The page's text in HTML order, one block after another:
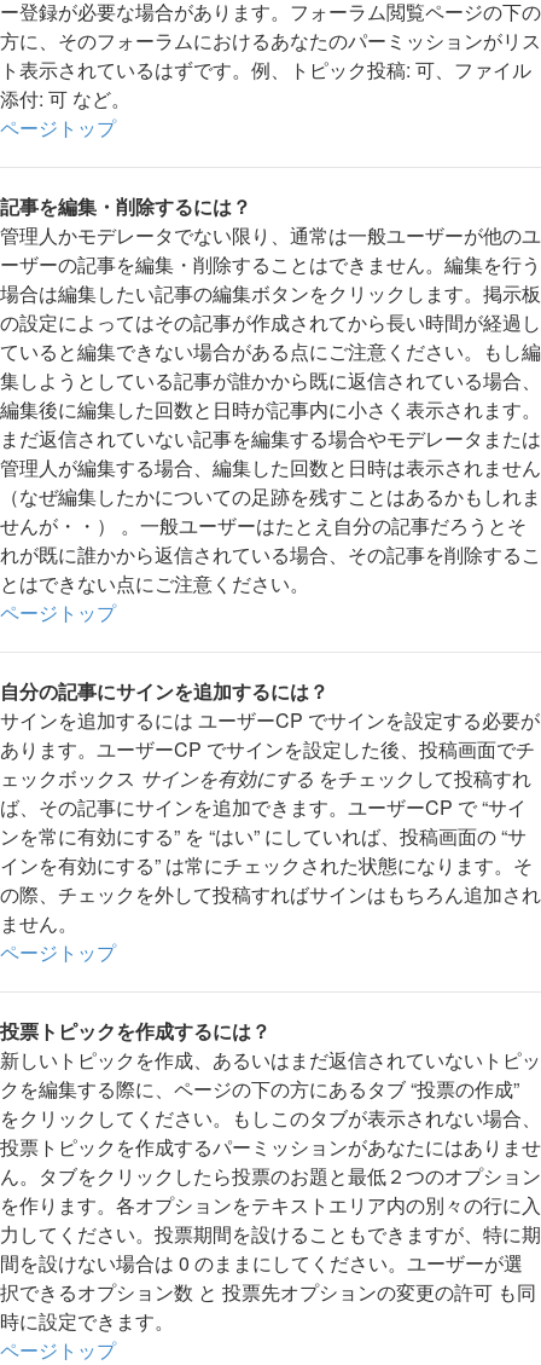
ー登録が必要な場合があります。フォーラム閲覧ページの下の
方に、そのフォーラムにおけるあなたのパーミッションがリス
ト表示されているはずです。例、トピック投稿: 可、ファイル
添付: 可 など。
ページトップ
記事を編集・削除するには？
管理人かモデレータでない限り、通常は一般ユーザーが他のユ
ーザーの記事を編集・削除することはできません。編集を行う
場合は編集したい記事の編集ボタンをクリックします。掲示板
の設定によってはその記事が作成されてから長い時間が経過し
ていると編集できない場合がある点にご注意ください。もし編
集しようとしている記事が誰かから既に返信されている場合、
編集後に編集した回数と日時が記事内に小さく表示されます。
まだ返信されていない記事を編集する場合やモデレータまたは
管理人が編集する場合、編集した回数と日時は表示されません
（なぜ編集したかについての足跡を残すことはあるかもしれま
せんが・・） 。一般ユーザーはたとえ自分の記事だろうとそ
れが既に誰かから返信されている場合、その記事を削除するこ
とはできない点にご注意ください。
ページトップ
自分の記事にサインを追加するには？
サインを追加するには ユーザーCP でサインを設定する必要が
あります。ユーザーCP でサインを設定した後、投稿画面でチ
ェックボックス サインを有効にする をチェックして投稿すれ
ば、その記事にサインを追加できます。ユーザーCP で “サイ
ンを常に有効にする” を “はい” にしていれば、投稿画面の “サ
インを有効にする” は常にチェックされた状態になります。そ
の際、チェックを外して投稿すればサインはもちろん追加され
ません。
ページトップ
投票トピックを作成するには？
新しいトピックを作成、あるいはまだ返信されていないトピッ
クを編集する際に、ページの下の方にあるタブ “投票の作成”
をクリックしてください。もしこのタブが表示されない場合、
投票トピックを作成するパーミッションがあなたにはありませ
ん。タブをクリックしたら投票のお題と最低２つのオプション
を作ります。各オプションをテキストエリア内の別々の行に入
力してください。投票期間を設けることもできますが、特に期
間を設けない場合は 0 のままにしてください。ユーザーが選
択できるオプション数 と 投票先オプションの変更の許可 も同
時に設定できます。
ページトップ